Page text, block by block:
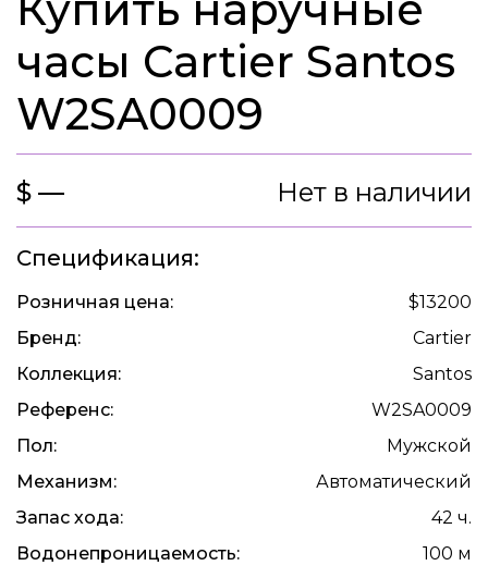
часы Cartier Santos
W2SA0009
$ — Нет в наличии
Спецификация:
Розничная цена:
$13200
Бренд:
Cartier
Коллекция:
Santos
Референс:
W2SA0009
Пол:
Мужской
Механизм:
Автоматический
Запас хода:
42 ч.
Водонепроницаемость:
100 м